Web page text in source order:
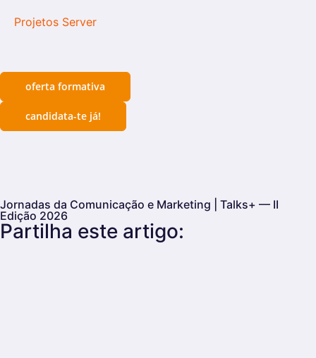
Projetos Server
oferta formativa
candidata-te já!
Jornadas da Comunicação e Marketing | Talks+ — II
Edição 2026
Partilha este artigo: